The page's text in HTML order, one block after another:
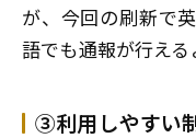
が、今回の刷新で
語でも通報が行える
③利用しやすい